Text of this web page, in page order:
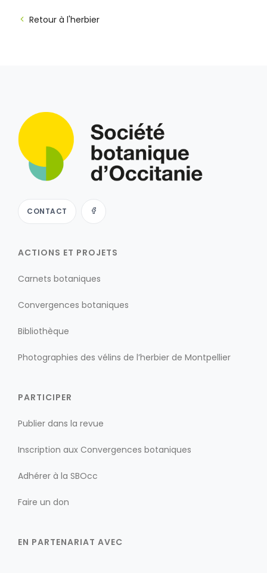
Retour à l'herbier
CONTACT
ACTIONS ET PROJETS
Carnets botaniques
Convergences botaniques
Bibliothèque
Photographies des vélins de l’herbier de Montpellier
PARTICIPER
Publier dans la revue
Inscription aux Convergences botaniques
Adhérer à la SBOcc
Faire un don
EN PARTENARIAT AVEC